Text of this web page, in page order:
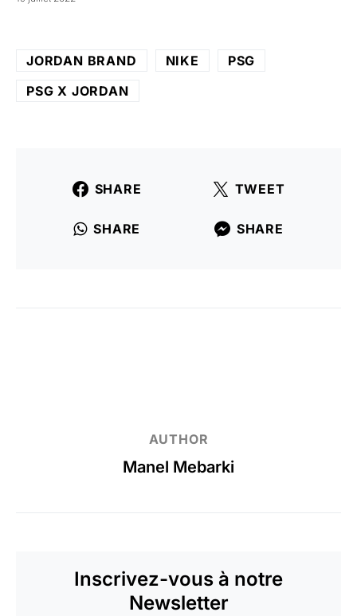
JORDAN BRAND NIKE
PSG
PSG X JORDAN
SHARE TWEET
SHARE SHARE
AUTHOR
Manel Mebarki
Inscrivez-vous à notre
Newsletter